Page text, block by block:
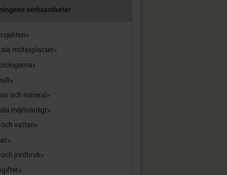
verksamheter
mötesplatser
och mineral
miljövänligt
och vatten
jordbruk